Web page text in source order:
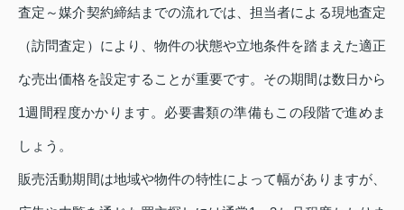
査定～媒介契約締結までの流れでは、担当者による現地査定
（訪問査定）により、物件の状態や立地条件を踏まえた適正
な売出価格を設定することが重要です。その期間は数日から
1週間程度かかります。必要書類の準備もこの段階で進めま
しょう。
販売活動期間は地域や物件の特性によって幅がありますが、